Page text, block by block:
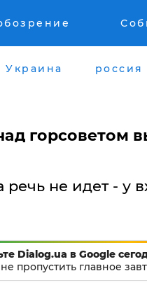
Украина россия
горсоветом
речь не идет - у
Dialog.ua в Google
пропустить главное